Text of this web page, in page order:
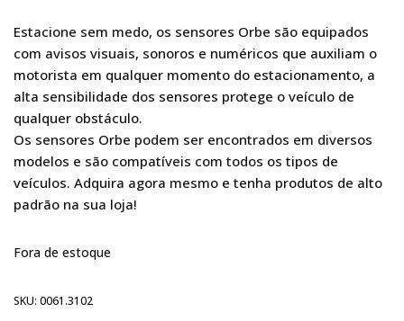
Estacione sem medo, os sensores Orbe são equipados
com avisos visuais, sonoros e numéricos que auxiliam o
motorista em qualquer momento do estacionamento, a
alta sensibilidade dos sensores protege o veículo de
qualquer obstáculo.
Os sensores Orbe podem ser encontrados em diversos
modelos e são compatíveis com todos os tipos de
veículos. Adquira agora mesmo e tenha produtos de alto
padrão na sua loja!
Fora de estoque
SKU: 0061.3102